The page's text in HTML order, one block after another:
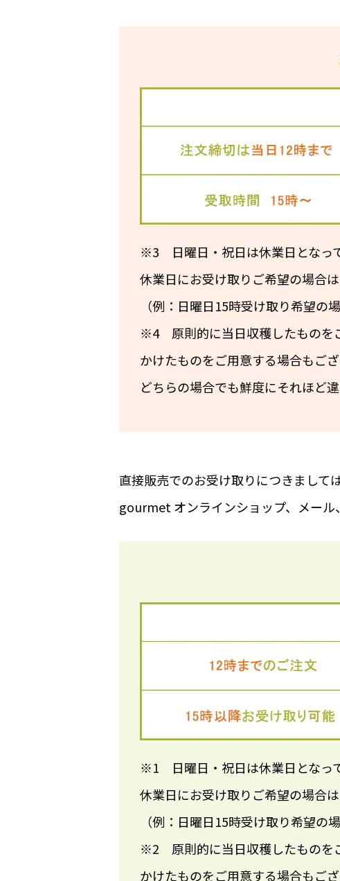
※3 日曜日・祝日は休業日となっ
休業日にお受け取りご希望の場合
（例：日曜日15時受け取り希望の
※4 原則的に当日収穫したものを
かけたものをご用意する場合もござ
どちらの場合でも鮮度にそれほど
直接販売でのお受け取りにつきまし
gourmet オンラインショップ、メール
※1 日曜日・祝日は休業日となっ
休業日にお受け取りご希望の場合
（例：日曜日15時受け取り希望の
※2 原則的に当日収穫したものを
かけたものをご用意する場合もござ